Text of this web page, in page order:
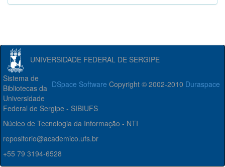
UNIVERSIDADE FEDERAL DE SERGIPE
DSpace Software Copyright © 2002-2010 Duraspace
Sistema de
Bibliotecas da
Universidade
Federal de Sergipe - SIBIUFS
Núcleo de Tecnologia da Informação - NTI
repositorio@academico.ufs.br
+55 79 3194-6528